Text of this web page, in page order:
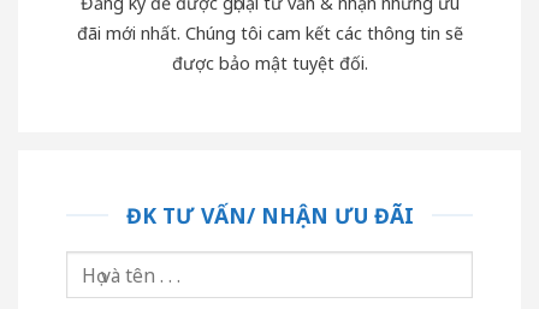
đãi mới nhất. Chúng tôi cam kết các thông tin sẽ
được bảo mật tuyệt đối.
ĐK TƯ VẤN/ NHẬN ƯU ĐÃI